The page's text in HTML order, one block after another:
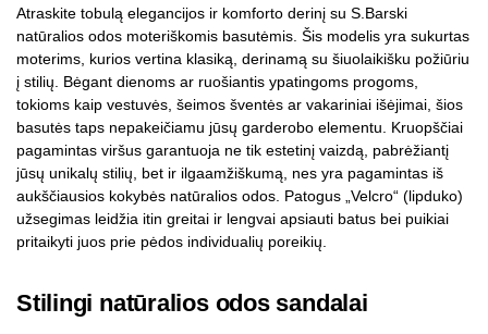
Atraskite tobulą elegancijos ir komforto derinį su S.Barski
natūralios odos moteriškomis basutėmis. Šis modelis yra sukurtas
moterims, kurios vertina klasiką, derinamą su šiuolaikišku požiūriu
į stilių. Bėgant dienoms ar ruošiantis ypatingoms progoms,
tokioms kaip vestuvės, šeimos šventės ar vakariniai išėjimai, šios
basutės taps nepakeičiamu jūsų garderobo elementu. Kruopščiai
pagamintas viršus garantuoja ne tik estetinį vaizdą, pabrėžiantį
jūsų unikalų stilių, bet ir ilgaamžiškumą, nes yra pagamintas iš
aukščiausios kokybės natūralios odos. Patogus „Velcro“ (lipduko)
užsegimas leidžia itin greitai ir lengvai apsiauti batus bei puikiai
pritaikyti juos prie pėdos individualių poreikių.
Stilingi natūralios odos sandalai